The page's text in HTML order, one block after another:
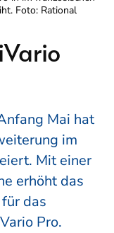
Foto: Rational
Mai hat
im
Mit einer
erhöht das
das
Pro.